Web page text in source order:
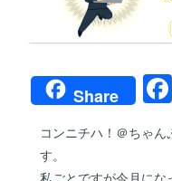
Share
コンニチハ！＠ちゃ
す。
私ごとですが今月にな